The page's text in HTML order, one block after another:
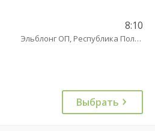
8:10
Эльблонг ОП, Республика Польша, г. пл. Дворцовы, д. 4
Выбрать